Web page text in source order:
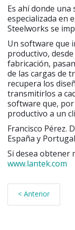
Es ahí donde
especializada en
Steelworks se
Un software que
productivo,
fabricación,
de las cargas de
recupera los
transmitirlos a
software que,
productivo a un
Francisco Pérez.
España y
Si desea obtener
www.lantek.com
< Anterior